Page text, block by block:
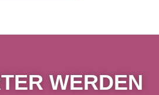
WERDEN